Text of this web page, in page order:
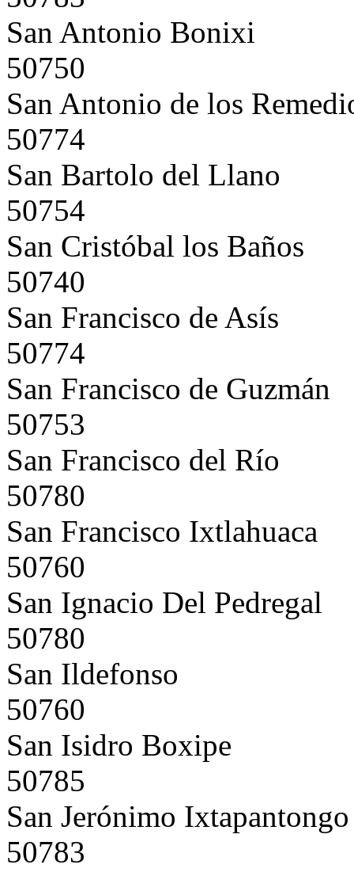
San Antonio Bonixi
50750
San Antonio de los
50774
San Bartolo del Llano
50754
San Cristóbal los Baños
50740
San Francisco de Asís
50774
San Francisco de Guzmán
50753
San Francisco del Río
50780
San Francisco Ixtlahuaca
50760
San Ignacio Del Pedregal
50780
San Ildefonso
50760
San Isidro Boxipe
50785
San Jerónimo Ixtapantongo
50783